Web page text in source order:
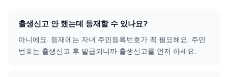
출생신고 안 했는데 등재할 수 있나요?
아니에요. 등재에는 자녀 주민등록번호가 꼭 필요해요. 주민
번호는 출생신고 후 발급되니까 출생신고를 먼저 하세요.